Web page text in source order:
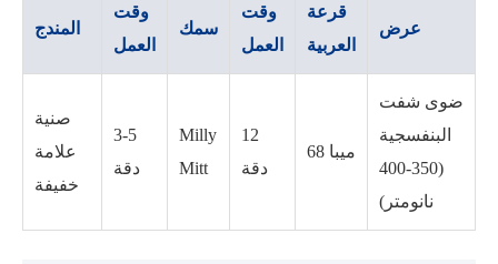
المندج
وقت
العمل
سمك
وقت
العمل
قرعة
العربية
عرض
صنية
علامة
خفيفة
3-5
دقة
Milly
Mitt
12
دقة
68 ميبا
ضوى شفت
البنفسجية
(350-400
نانومتر)